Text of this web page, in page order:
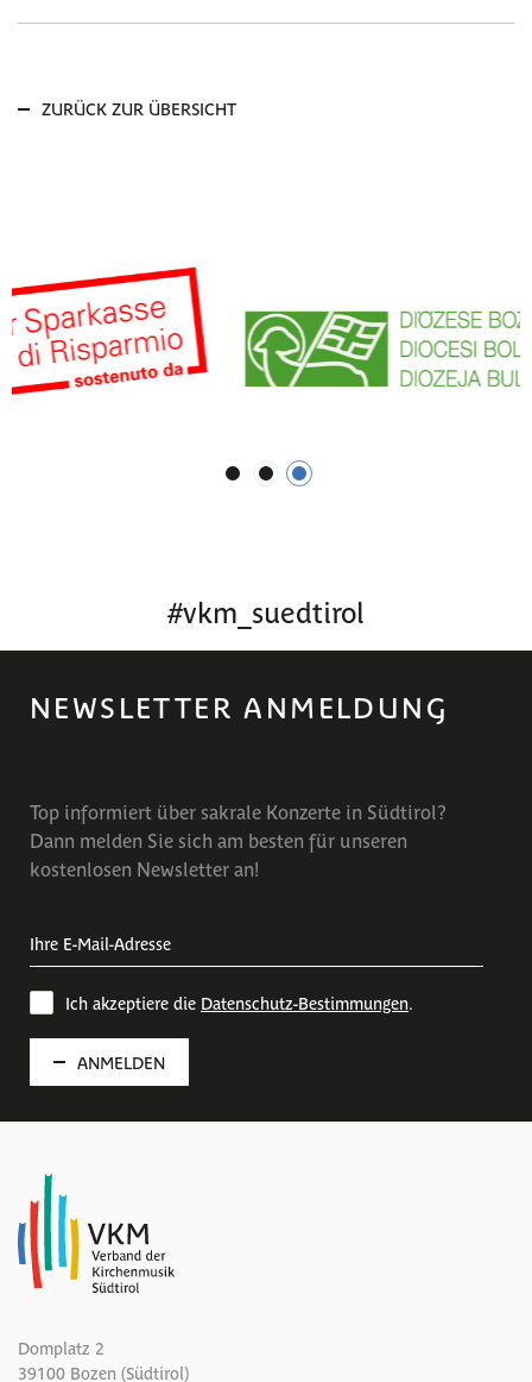
ZURÜCK ZUR ÜBERSICHT
1 2 3
#vkm_suedtirol
NEWSLETTER ANMELDUNG
Top informiert über sakrale Konzerte in Südtirol?
Dann melden Sie sich am besten für unseren
kostenlosen Newsletter an!
Ich akzeptiere die Datenschutz-Bestimmungen.
ANMELDEN
Domplatz 2
39100 Bozen (Südtirol)